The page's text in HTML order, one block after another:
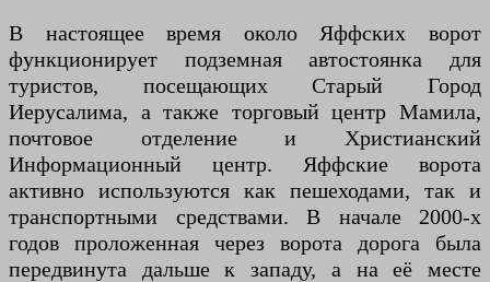
В настоящее время около Яффских ворот
функционирует подземная автостоянка для
туристов, посещающих Старый Город
Иерусалима, а также торговый центр Мамила,
почтовое отделение и Христианский
Информационный центр. Яффские ворота
активно используются как пешеходами, так и
транспортными средствами. В начале 2000-х
годов проложенная через ворота дорога была
передвинута дальше к западу, а на её месте